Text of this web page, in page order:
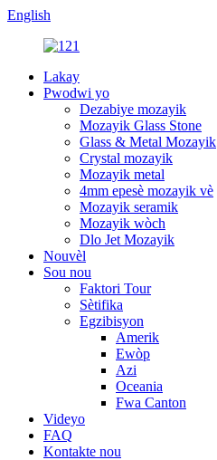
English
Lakay
Pwodwi yo
Dezabiye mozayik
Mozayik Glass Stone
Glass & Metal Mozayik
Crystal mozayik
Mozayik metal
4mm epesè mozayik vè
Mozayik seramik
Mozayik wòch
Dlo Jet Mozayik
Nouvèl
Sou nou
Faktori Tour
Sètifika
Egzibisyon
Amerik
Ewòp
Azi
Oceania
Fwa Canton
Videyo
FAQ
Kontakte nou